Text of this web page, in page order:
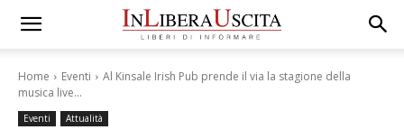
Home Eventi
Al Kinsale Irish Pub prende il via la stagione della
musica live...
Eventi Attualità